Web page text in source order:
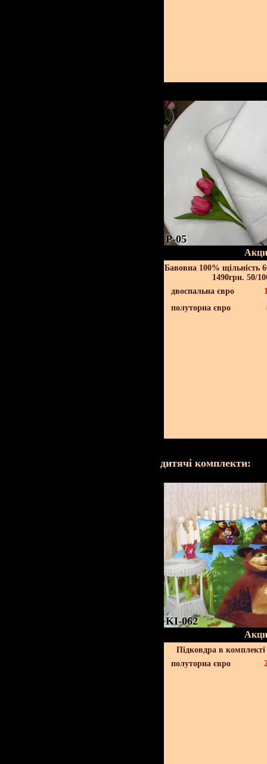
P-05
Бавовна 100% щільність
1490грн. 50/
двоспальна євро
полуторна євро
дитячі комплекти:
KI-062
Підковдра в
полуторна євро